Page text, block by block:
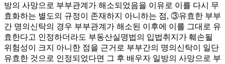
방의 사망으로 부부관계가 해소되었음을 이유로 이를 다시 무
효화하는 별도의 규정이 존재하지 아니하는 점, ③유효한 부부
간 명의신탁의 경우 부부관계가 해소된 이후에 이를 그대로 유
효한다고 인정하더라도 부동산실명법의 입법취지가 훼손될
위험성이 크지 아니한 점을 근거로 부부간의 명의신탁이 일단
유효한 것으로 인정되었다면 그 후 배우자 일방의 사망으로 부